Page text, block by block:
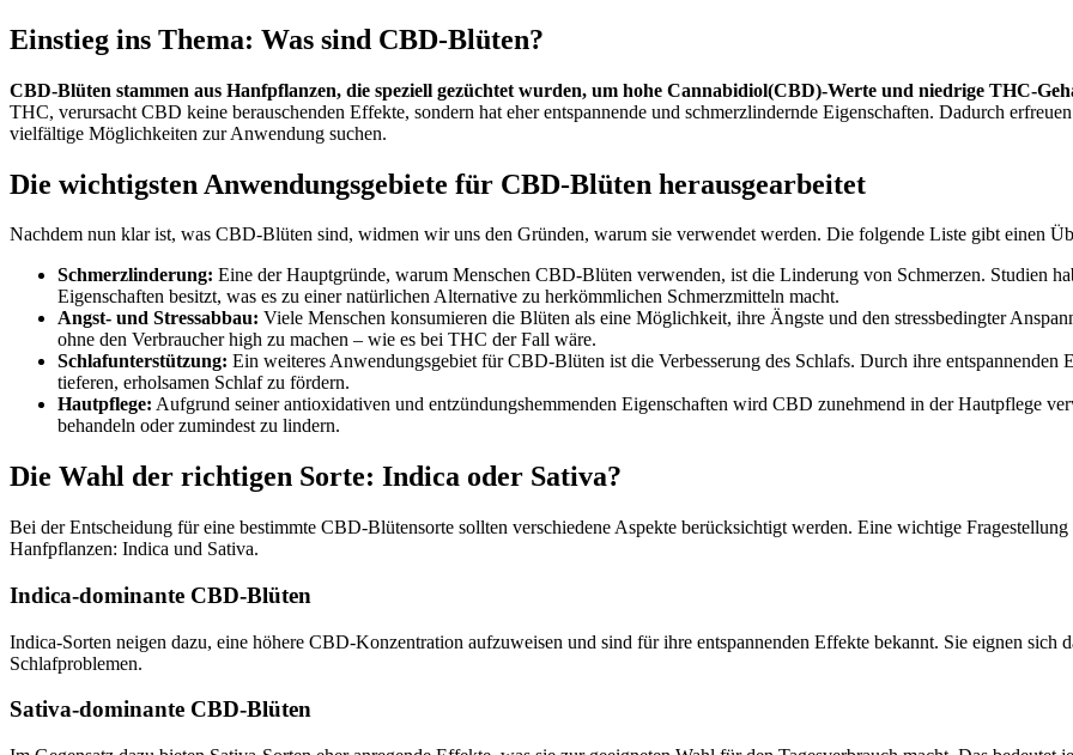
Einstieg ins Thema: Was sind CBD-Blüten?
CBD-Blüten stammen aus Hanfpflanzen, die speziell gezüchtet wurden, um hohe Cannabidiol(CBD)-Werte und niedrige THC-
THC, verursacht CBD keine berauschenden Effekte, sondern hat eher entspannende und schmerzlindernde Eigenschaften. Dadurch
vielfältige Möglichkeiten zur Anwendung suchen.
Die wichtigsten Anwendungsgebiete für CBD-Blüten herausgearbeitet
Nachdem nun klar ist, was CBD-Blüten sind, widmen wir uns den Gründen, warum sie verwendet werden. Die folgende Liste gibt einen
Schmerzlinderung: Eine der Hauptgründe, warum Menschen CBD-Blüten verwenden, ist die Linderung von Schmerzen. Studien
Eigenschaften besitzt, was es zu einer natürlichen Alternative zu herkömmlichen Schmerzmitteln macht.
Angst- und Stressabbau: Viele Menschen konsumieren die Blüten als eine Möglichkeit, ihre Ängste und den stressbedingter
ohne den Verbraucher high zu machen – wie es bei THC der Fall wäre.
Schlafunterstützung: Ein weiteres Anwendungsgebiet für CBD-Blüten ist die Verbesserung des Schlafs. Durch ihre entspannenden
tieferen, erholsamen Schlaf zu fördern.
Hautpflege: Aufgrund seiner antioxidativen und entzündungshemmenden Eigenschaften wird CBD zunehmend in der Hautpflege
behandeln oder zumindest zu lindern.
Die Wahl der richtigen Sorte: Indica oder Sativa?
Bei der Entscheidung für eine bestimmte CBD-Blütensorte sollten verschiedene Aspekte berücksichtigt werden. Eine wichtige
Hanfpflanzen: Indica und Sativa.
Indica-dominante CBD-Blüten
Indica-Sorten neigen dazu, eine höhere CBD-Konzentration aufzuweisen und sind für ihre entspannenden Effekte bekannt. Sie eignen sich
Schlafproblemen.
Sativa-dominante CBD-Blüten